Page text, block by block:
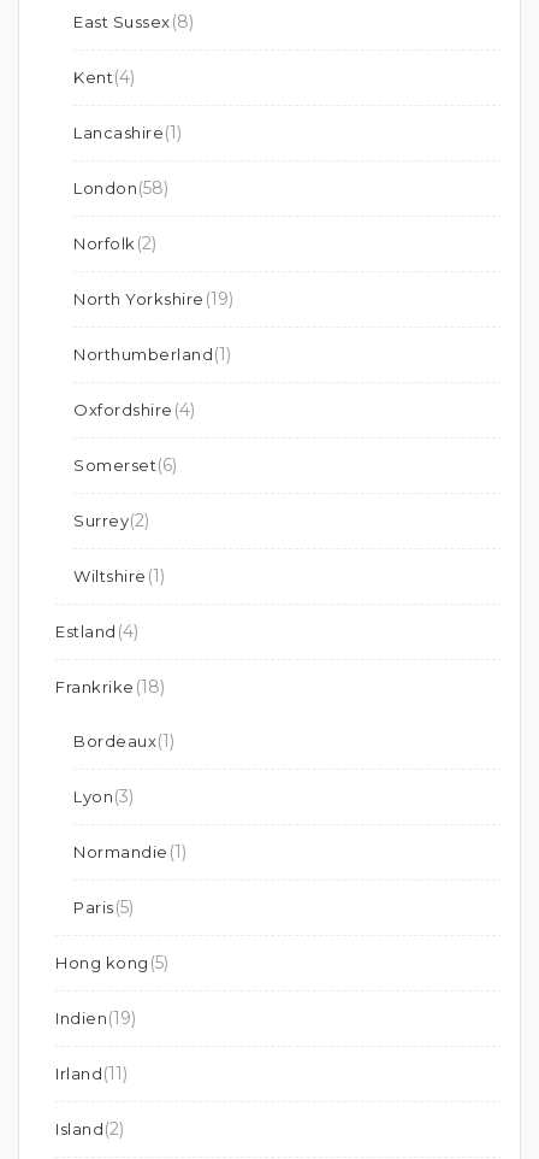
East Sussex(8)
Kent(4)
Lancashire(1)
London(58)
Norfolk (2)
North Yorkshire (19)
Northumberland(1)
Oxfordshire (4)
Somerset(6)
Surrey(2)
Wiltshire (1)
Estland (4)
Frankrike (18)
Bordeaux(1)
Lyon(3)
Normandie (1)
Paris(5)
Hong kong (5)
Indien(19)
Irland(11)
Island(2)